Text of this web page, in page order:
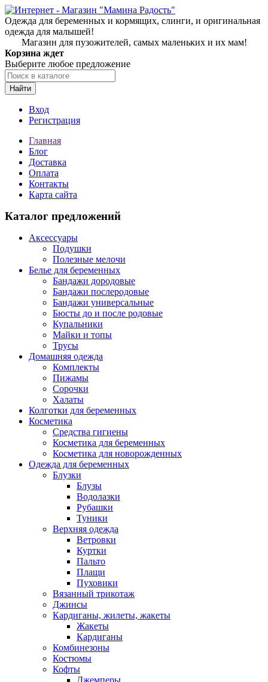
Одежда для беременных и кормящих, слинги, и оригинальная
одежда для малышей!
Магазин для пузожителей, самых маленьких и их мам!
Корзина ждет
Выберите любое предложение
Найти
Вход
Регистрация
Главная
Блог
Доставка
Оплата
Контакты
Карта сайта
Каталог предложений
Аксессуары
Подушки
Полезные мелочи
Белье для беременных
Бандажи дородовые
Бандажи послеродовые
Бандажи универсальные
Бюсты до и после родовые
Купальники
Майки и топы
Трусы
Домашняя одежда
Комплекты
Пижамы
Сорочки
Халаты
Колготки для беременных
Косметика
Cредства гигиены
Косметика для беременных
Косметика для новорожденных
Одежда для беременных
Блузки
Блузы
Водолазки
Рубашки
Туники
Верхняя одежда
Ветровки
Куртки
Пальто
Плащи
Пуховики
Вязанный трикотаж
Джинсы
Кардиганы, жилеты, жакеты
Жакеты
Кардиганы
Комбинезоны
Костюмы
Кофты
Джемперы